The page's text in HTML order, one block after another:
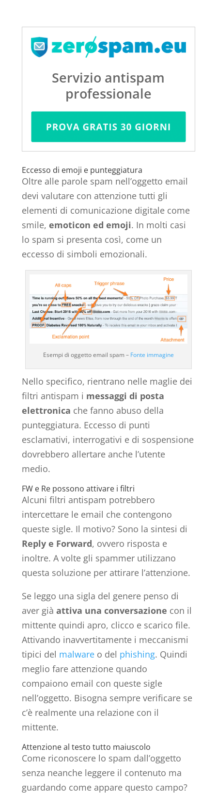
Servizio antispam
professionale
Eccesso di emoji e punteggiatura
Oltre alle parole spam nell’oggetto email
devi valutare con attenzione tutti gli
elementi di comunicazione digitale come
smile, emoticon ed emoji. In molti casi
lo spam si presenta così, come un
eccesso di simboli emozionali.
Esempi di oggetto email spam – Fonte immagine
Nello specifico, rientrano nelle maglie dei
filtri antispam i messaggi di posta
elettronica che fanno abuso della
punteggiatura. Eccesso di punti
esclamativi, interrogativi e di sospensione
dovrebbero allertare anche l’utente
medio.
FW e Re possono attivare i filtri
Alcuni filtri antispam potrebbero
intercettare le email che contengono
queste sigle. Il motivo? Sono la sintesi di
Reply e Forward, ovvero risposta e
inoltre. A volte gli spammer utilizzano
questa soluzione per attirare l’attenzione.
Se leggo una sigla del genere penso di
aver già attiva una conversazione con il
mittente quindi apro, clicco e scarico file.
Attivando inavvertitamente i meccanismi
tipici del malwareo del phishing. Quindi
meglio fare attenzione quando
compaiono email con queste sigle
nell’oggetto. Bisogna sempre verificare se
c’è realmente una relazione con il
mittente.
Attenzione al testo tutto maiuscolo
Come riconoscere lo spam dall’oggetto
senza neanche leggere il contenuto ma
guardando come appare questo campo?